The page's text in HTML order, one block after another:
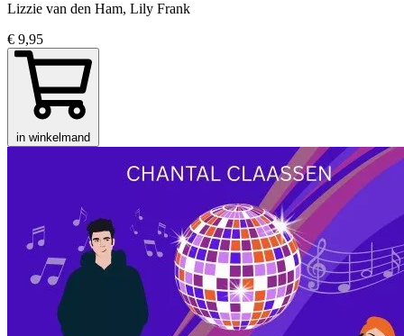
Lizzie van den Ham, Lily Frank
€ 9,95
in winkelmand